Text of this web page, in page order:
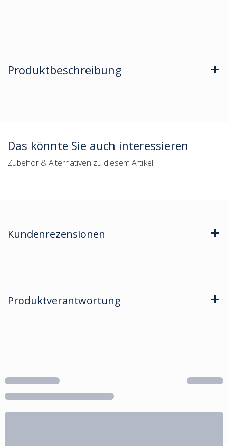
Produktbeschreibung
Das könnte Sie auch interessieren
Zubehör & Alternativen zu diesem Artikel
Kundenrezensionen
Produktverantwortung